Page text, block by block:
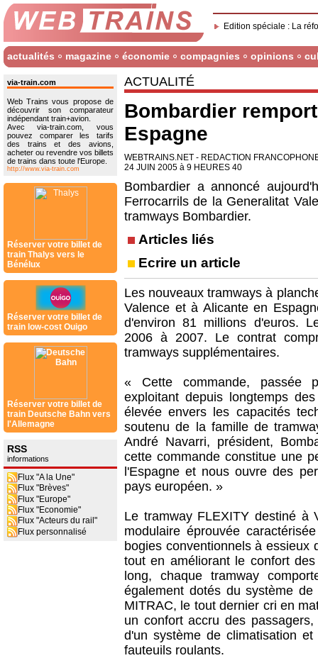
Edition spéciale : La
actualités magazine économie compagnies opinions
via-train.com
Web Trains vous propose de
découvrir son comparateur
indépendant train+avion.
Avec via-train.com, vous
pouvez comparer les tarifs
des trains et des avions,
acheter ou revendre vos billets
de trains dans toute l'Europe.
http://www.via-train.com
Réserver votre billet de
train Thalys vers le
Bénélux
Réserver votre billet de
train low-cost Ouigo
Réserver votre billet de
train Deutsche Bahn vers
l'Allemagne
RSS
informations
Flux "A la Une"
Flux "Brèves"
Flux "Europe"
Flux "Economie"
Flux "Acteurs du rail"
Flux personnalisé
ACTUALITÉ
Bombardier
Espagne
WEBTRAINS.NET - REDACTION
24 JUIN 2005 à 9 HEURES 40
Bombardier a annoncé
Ferrocarrils de la Generalitat
tramways Bombardier.
Articles liés
Ecrire un article
Les nouveaux tramways à
Valence et à Alicante en
d'environ 81 millions d'euros.
2006 à 2007. Le contrat
tramways supplémentaires.
« Cette commande, passée
exploitant depuis longtemps
élevée envers les capacités
soutenu de la famille de
André Navarri, président,
cette commande constitue une
l'Espagne et nous ouvre des
pays européen. »
Le tramway FLEXITY destiné à
modulaire éprouvée
bogies conventionnels à essieux
tout en améliorant le confort
long, chaque tramway
également dotés du système
MITRAC, le tout dernier cri en
un confort accru des
d'un système de climatisation
fauteuils roulants.